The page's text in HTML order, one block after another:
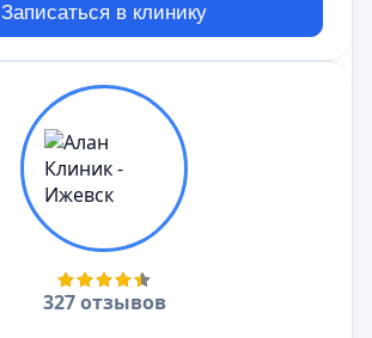
Записаться в клинику
327 отзывов